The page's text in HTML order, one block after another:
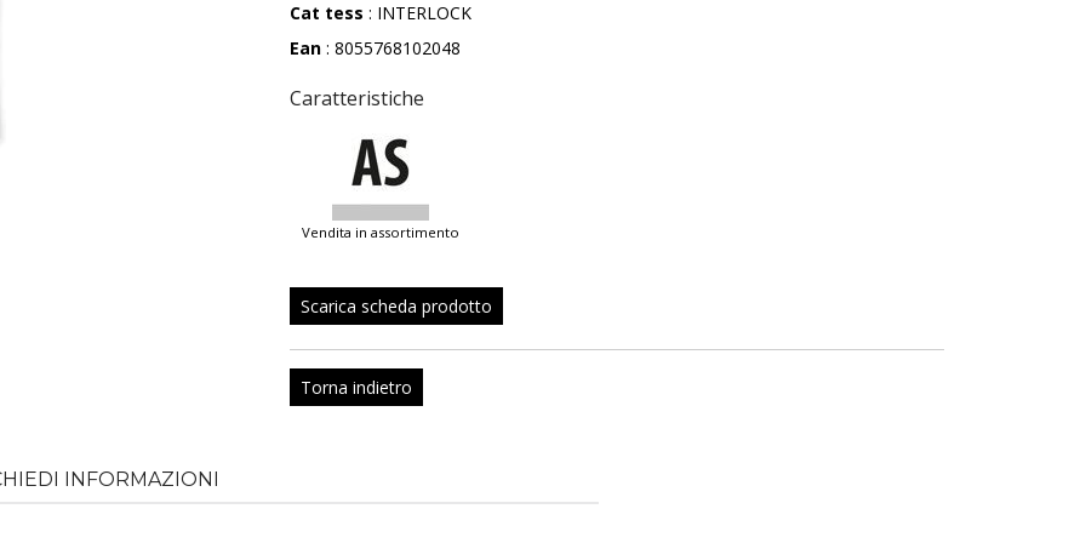
Cat tess : INTERLOCK
Ean : 8055768102048
Caratteristiche
vendita in assortimento
Scarica scheda prodotto
Torna indietro
INFORMAZIONI